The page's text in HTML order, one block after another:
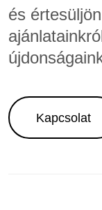
és
Kapcsolat